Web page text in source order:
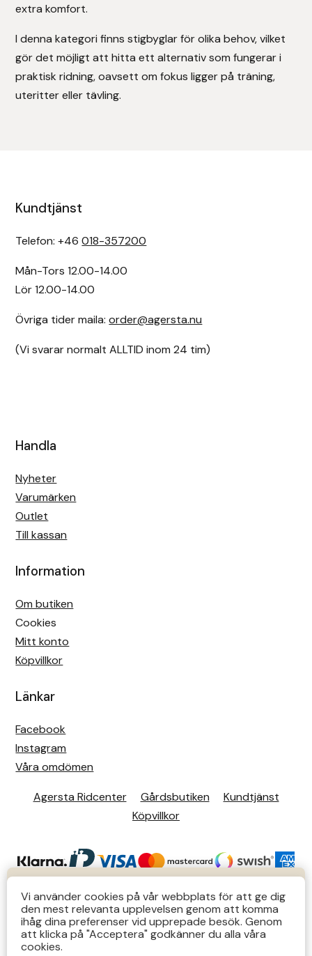
KUNDTJÄNST
Butiks- & telefontider Mån-Tors 12-14 Lör 12-14
övriga tider via e-post: order@agersta.nu
extra komfort.
I denna kategori finns stigbyglar för olika behov, vilket
gör det möjligt att hitta ett alternativ som fungerar i
praktisk ridning, oavsett om fokus ligger på träning,
uteritter eller tävling.
Kundtjänst
Telefon: +46018-357200
Mån-Tors 12.00-14.00
Lör 12.00-14.00
Övriga tider maila:order@agersta.nu
(Vi svarar normalt ALLTID inom 24 tim)
Handla
Nyheter
Varumärken
Outlet
Till kassan
Information
Om butiken
Cookies
Mitt konto
Köpvillkor
Länkar
Facebook
Instagram
Våra omdömen
Agersta Ridcenter Gårdsbutiken
Kundtjänst
Köpvillkor
© 2026 Agersta.
Vi använder cookies på vår webbplats för att ge dig
den mest relevanta upplevelsen genom att komma
ihåg dina preferenser vid upprepade besök. Genom
att klicka på "Acceptera" godkänner du alla våra
cookies.